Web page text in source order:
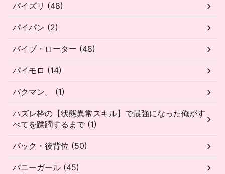
パイズリ (48)
パイパン (2)
バイブ・ローター (48)
パイモロ (14)
バクマン。 (1)
ハズレ枠の【状態異常スキル】で最強になった俺がす
べてを蹂躙するまで (1)
バック・後背位 (50)
バニーガール (45)